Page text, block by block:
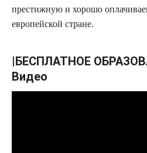
престижную и хорошо
европейской стране.
|БЕСПЛАТНОЕ
Видео